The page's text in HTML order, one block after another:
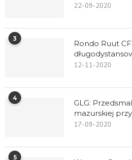
22-09-2020
3
Rondo Ruut
12-11-2020
4
GLG:
mazurskiej
17-09-2020
5